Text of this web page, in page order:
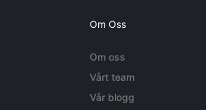
Om Oss
Om oss
Vårt team
Vår blogg